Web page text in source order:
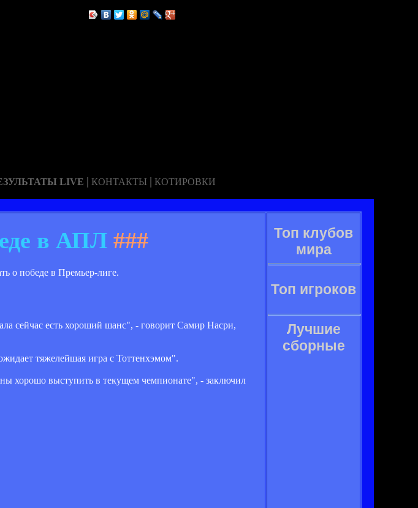
LIVE | КОНТАКТЫ | КОТИРОВКИ
в АПЛ ###
о победе в Премьер-лиге.
сейчас есть хороший шанс", - говорит Самир Насри,
тяжелейшая игра с Тоттенхэмом".
хорошо выступить в текущем чемпионате", - заключил
Топ клубов
мира
Топ игроков
Лучшие
сборные